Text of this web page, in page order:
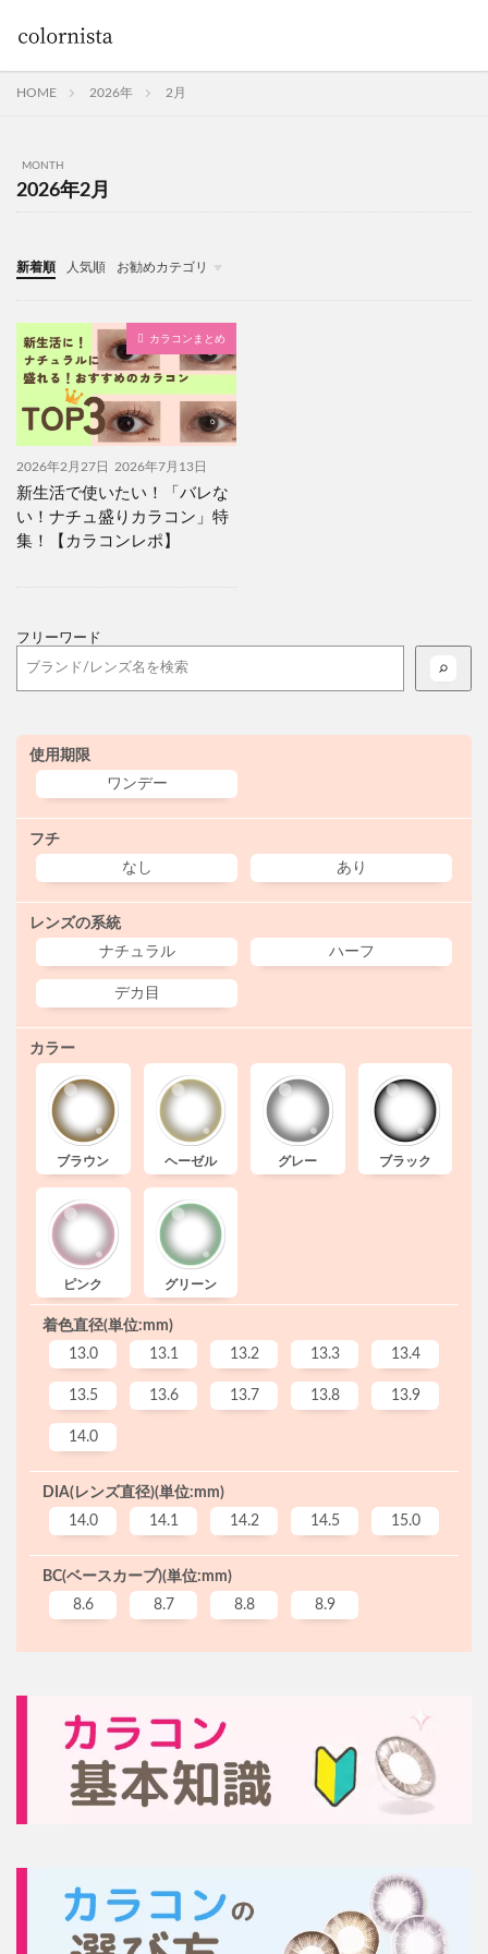
HOME 2026年 2月
MONTH
2026年2月
新着順 人気順 お勧めカテゴリ
Uncategorized
カラコンまとめ
2026年2月27日 2026年7月13日
新生活で使いたい！「バレな
い！ナチュ盛りカラコン」特
集！【カラコンレポ】
フリーワード
使用期限
ワンデー
フチ
なし
あり
レンズの系統
ナチュラル
ハーフ
デカ目
カラー
ブラウン ヘーゼル グレー ブラック
ピンク グリーン
着色直径(単位:mm)
13.0
13.1 13.2 13.3 13.4
13.5 13.6 13.7 13.8 13.9
14.0
DIA(レンズ直径)(単位:mm)
14.0
14.1 14.2 14.5 15.0
BC(ベースカーブ)(単位:mm)
8.6
8.7 8.8 8.9